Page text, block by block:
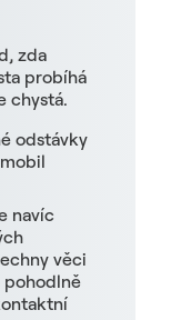
zda
probíhá
chystá.
odstávky
navíc
věci